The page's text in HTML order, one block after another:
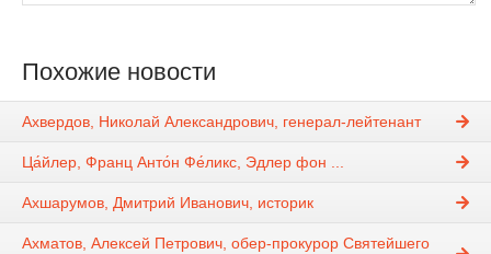
Похожие новости
Ахвердов, Николай Александрович, генерал-лейтенант
Ца́йлер, Франц Анто́н Фе́ликс, Эдлер фон ...
Ахшарумов, Дмитрий Иванович, историк
Ахматов, Алексей Петрович, обер-прокурор Святейшего